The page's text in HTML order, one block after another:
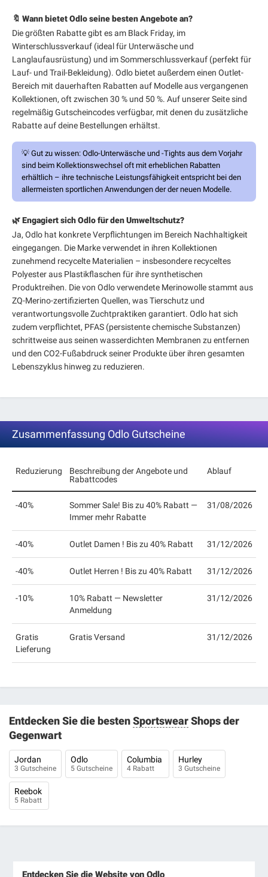
🔖 Wann bietet Odlo seine besten Angebote an?
Die größten Rabatte gibt es am Black Friday, im
Winterschlussverkauf (ideal für Unterwäsche und
Langlaufausrüstung) und im Sommerschlussverkauf (perfekt für
Lauf- und Trail-Bekleidung). Odlo bietet außerdem einen Outlet-
Bereich mit dauerhaften Rabatten auf Modelle aus vergangenen
Kollektionen, oft zwischen 30 % und 50 %. Auf unserer Seite sind
regelmäßig Gutscheincodes verfügbar, mit denen du zusätzliche
Rabatte auf deine Bestellungen erhältst.
💡 Gut zu wissen: Odlo-Unterwäsche und -Tights aus dem Vorjahr
sind beim Kollektionswechsel oft mit erheblichen Rabatten
erhältlich – ihre technische Leistungsfähigkeit entspricht bei den
allermeisten sportlichen Anwendungen der der neuen Modelle.
🌿 Engagiert sich Odlo für den Umweltschutz?
Ja, Odlo hat konkrete Verpflichtungen im Bereich Nachhaltigkeit
eingegangen. Die Marke verwendet in ihren Kollektionen
zunehmend recycelte Materialien – insbesondere recyceltes
Polyester aus Plastikflaschen für ihre synthetischen
Produktreihen. Die von Odlo verwendete Merinowolle stammt aus
ZQ-Merino-zertifizierten Quellen, was Tierschutz und
verantwortungsvolle Zuchtpraktiken garantiert. Odlo hat sich
zudem verpflichtet, PFAS (persistente chemische Substanzen)
schrittweise aus seinen wasserdichten Membranen zu entfernen
und den CO2-Fußabdruck seiner Produkte über ihren gesamten
Lebenszyklus hinweg zu reduzieren.
Zusammenfassung Odlo Gutscheine
Reduzierung
Beschreibung der Angebote und
Rabattcodes
Ablauf
-40%
Sommer Sale! Bis zu 40% Rabatt —
Immer mehr Rabatte
31/08/2026
-40% Outlet Damen ! Bis zu 40% Rabatt 31/12/2026
-40% Outlet Herren ! Bis zu 40% Rabatt 31/12/2026
-10%
10% Rabatt — Newsletter
Anmeldung
31/12/2026
Gratis
Lieferung
Gratis Versand 31/12/2026
Entdecken Sie die bestenSportswearShops der
Gegenwart
Jordan
3 Gutscheine
Odlo
5 Gutscheine
Columbia
4 Rabatt
Hurley
3 Gutscheine
Reebok
5 Rabatt
Entdecken Sie die Website von Odlo